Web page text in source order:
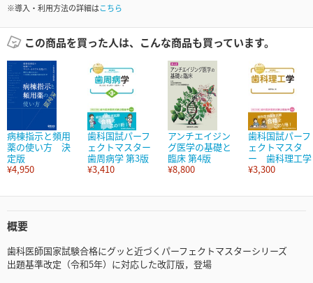
※導入・利用方法の詳細はこちら
この商品を買った人は、こんな商品も買っています。
病棟指示と頻用
薬の使い方 決
定版
¥4,950
歯科国試パーフ
ェクトマスター
歯周病学 第3版
¥3,410
アンチエイジン
グ医学の基礎と
臨床 第4版
¥8,800
歯科国試パーフ
ェクトマスタ
ー 歯科理工学
¥3,300
概要
歯科医師国家試験合格にグッと近づくパーフェクトマスターシリーズ
出題基準改定（令和5年）に対応した改訂版，登場